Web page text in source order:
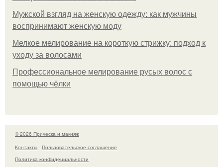
Мужской взгляд на женскую одежду: как мужчины
воспринимают женскую моду
Мелкое мелирование на короткую стрижку: подход к
уходу за волосами
Профессиональное мелирование русых волос с
помощью чёлки
© 2026 Прическа и макияж
Контакты
Пользовательское соглашение
Политика конфидециальности